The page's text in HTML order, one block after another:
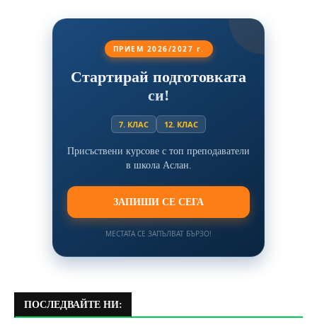
ПРИЕМ 2026/2027 г.
Стартирай подготовката
си!
7. КЛАС 12. КЛАС
Присъствени курсове с топ преподаватели
в школа Аслан.
ЗАПИШИ СЕ СЕГА
МЕСТАТА СЕ ЗАПЪЛВАТ БЪРЗО!
ПОСЛЕДВАЙТЕ НИ: